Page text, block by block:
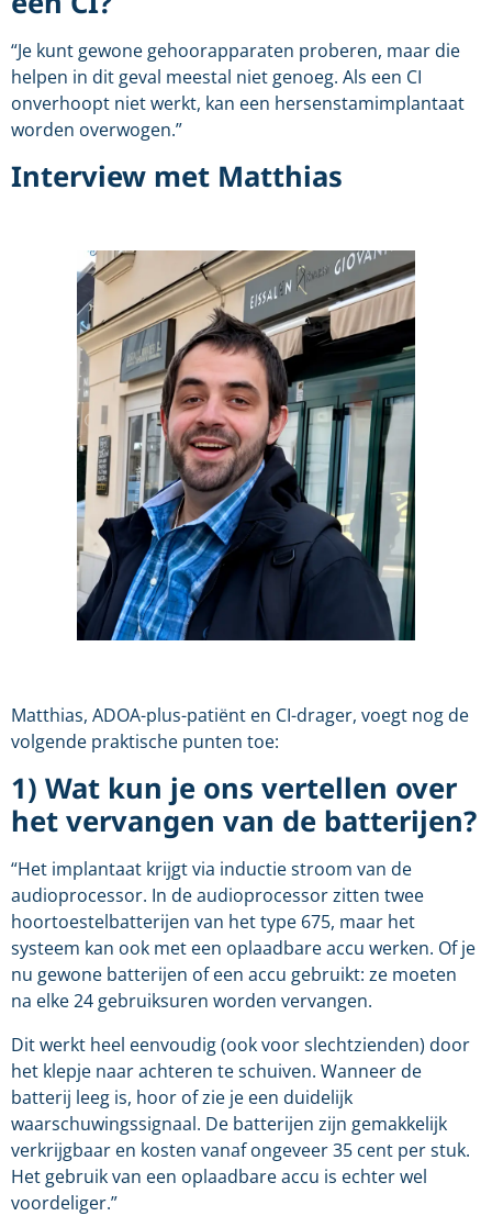
“Je kunt gewone gehoorapparaten proberen, maar die
helpen in dit geval meestal niet genoeg. Als een CI
onverhoopt niet werkt, kan een hersenstamimplantaat
worden overwogen.”
Interview met Matthias
Matthias, ADOA-plus-patiënt en CI-drager, voegt nog de
volgende praktische punten toe:
1) Wat kun je ons vertellen over
het vervangen van de batterijen?
“Het implantaat krijgt via inductie stroom van de
audioprocessor. In de audioprocessor zitten twee
hoortoestelbatterijen van het type 675, maar het
systeem kan ook met een oplaadbare accu werken. Of je
nu gewone batterijen of een accu gebruikt: ze moeten
na elke 24 gebruiksuren worden vervangen.
Dit werkt heel eenvoudig (ook voor slechtzienden) door
het klepje naar achteren te schuiven. Wanneer de
batterij leeg is, hoor of zie je een duidelijk
waarschuwingssignaal. De batterijen zijn gemakkelijk
verkrijgbaar en kosten vanaf ongeveer 35 cent per stuk.
Het gebruik van een oplaadbare accu is echter wel
voordeliger.”